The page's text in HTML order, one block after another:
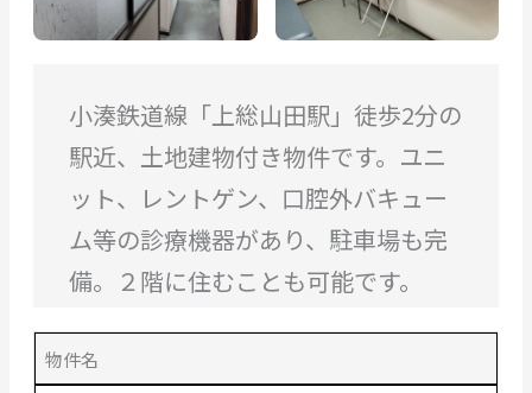
小湊鉄道線「上総山田駅」徒歩2分の
駅近、土地建物付き物件です。ユニ
ット、レントゲン、口腔外バキュー
ム等の診療機器があり、駐車場も完
備。２階に住むことも可能です。
物件名